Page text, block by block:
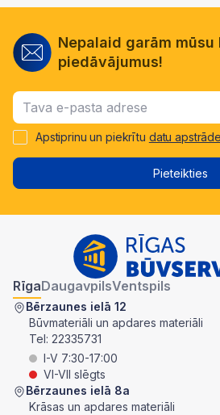
Nepalaid garām mūsu
piedāvājumus!
Apstiprinu un piekrītu datu
Pieteikties
RīgaDaugavpilsVentspils
Bērzaunes ielā 12
Būvmateriāli un apdares materiāli
Tel: 22335731
I-V 7:30-17:00
VI-VII slēgts
Bērzaunes ielā 8a
Krāsas un apdares materiāli